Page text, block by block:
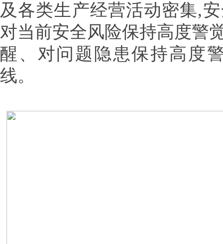
及各类生产经营活动密集,
对当前安全风险保持高度警
醒、对问题隐患保持高度
线。